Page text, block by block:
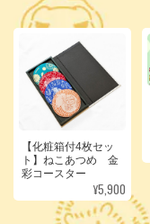
【化粧箱付4枚セッ
ト】ねこあつめ 金
彩コースター
¥5,900